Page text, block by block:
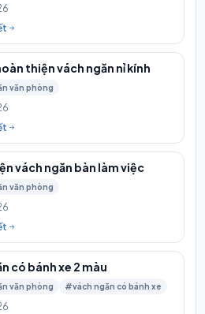
thiện vách ngăn nỉ kính
văn phòng
vách ngăn bàn làm việc
văn phòng
có bánh xe 2 màu
văn phòng #vách ngăn có bánh xe